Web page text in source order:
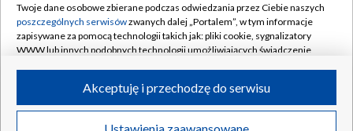
Rada Programowa
System NOS
Informacje o nadawcy
Program dla prasy
Kontakt
Kanały
©2026 Telewizja Polska S.A. w likwidacji
Twoje dane osobowe zbierane podczas odwiedzania przez Ciebie naszych
poszczególnych serwisówzwanych dalej „Portalem”, w tym informacje
zapisywane za pomocą technologii takich jak: pliki cookie, sygnalizatory
WWW lub innych podobnych technologii umożliwiających świadczenie
ruchu w Internecie.
Twoje dane osobowe zbierane podczas odwiedzania przez Ciebie
Akceptuję i przechodzę do serwisu